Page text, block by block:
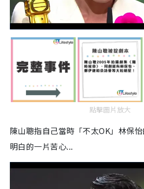
點擊圖片放大
陳山聰指自己當時「不太OK」林保
明白的一片苦心...